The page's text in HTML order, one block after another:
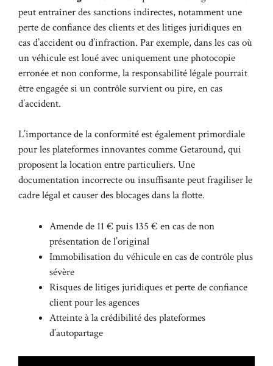
peut entraîner des sanctions indirectes, notamment une
perte de confiance des clients et des litiges juridiques en
cas d’accident ou d’infraction. Par exemple, dans les cas où
un véhicule est loué avec uniquement une photocopie
erronée et non conforme, la responsabilité légale pourrait
être engagée si un contrôle survient ou pire, en cas
d’accident.
L’importance de la conformité est également primordiale
pour les plateformes innovantes comme Getaround, qui
proposent la location entre particuliers. Une
documentation incorrecte ou insuffisante peut fragiliser le
cadre légal et causer des blocages dans la flotte.
Amende de 11 € puis 135 € en cas de non
présentation de l’original
Immobilisation du véhicule en cas de contrôle plus
sévère
Risques de litiges juridiques et perte de confiance
client pour les agences
Atteinte à la crédibilité des plateformes
d’autopartage